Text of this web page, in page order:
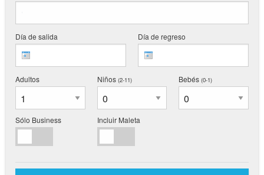
Día de salida Día de regreso
Adultos Niños (2-11) Bebés(0-1)
Sólo Business Incluir Maleta